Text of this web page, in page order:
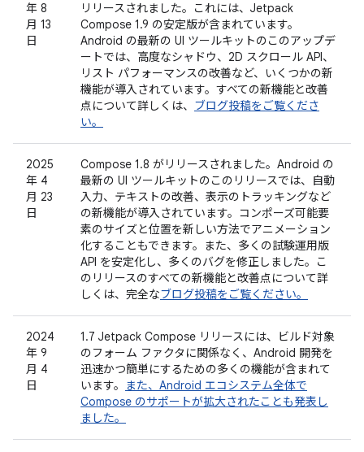
年 8
月 13
日
リリースされました。これには、Jetpack
Compose 1.9 の安定版が含まれています。
Android の最新の UI ツールキットのこのアップデ
ートでは、高度なシャドウ、2D スクロール API、
リスト パフォーマンスの改善など、いくつかの新
機能が導入されています。すべての新機能と改善
点について詳しくは、 ブログ投稿をご覧くださ
い。
2025
年 4
月 23
日
Compose 1.8 がリリースされました。Android の
最新の UI ツールキットのこのリリースでは、自動
入力、テキストの改善、表示のトラッキングなど
の新機能が導入されています。コンポーズ可能要
素のサイズと位置を新しい方法でアニメーション
化することもできます。また、多くの試験運用版
API を安定化し、多くのバグを修正しました。こ
のリリースのすべての新機能と改善点について詳
しくは、完全なブログ投稿をご覧ください。
2024
年 9
月 4
日
1.7 Jetpack Compose リリースには、ビルド対象
のフォーム ファクタに関係なく、Android 開発を
迅速かつ簡単にするための多くの機能が含まれて
います。
また、Android エコシステム全体で
Compose のサポートが拡大されたことも発表し
ました。